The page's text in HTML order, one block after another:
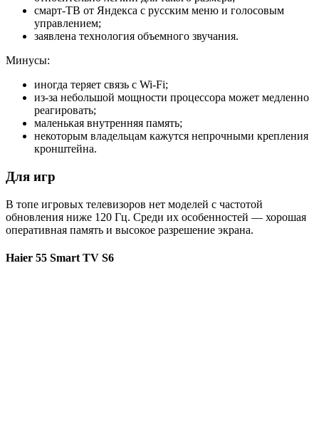
смарт-ТВ от Яндекса с русским меню и голосовым
управлением;
заявлена технология объемного звучания.
Минусы:
иногда теряет связь с Wi-Fi;
из-за небольшой мощности процессора может медленно
реагировать;
маленькая внутренняя память;
некоторым владельцам кажутся непрочными крепления
кронштейна.
Для игр
В топе игровых телевизоров нет моделей с частотой
обновления ниже 120 Гц. Среди их особенностей — хорошая
оперативная память и высокое разрешение экрана.
Haier 55 Smart TV S6